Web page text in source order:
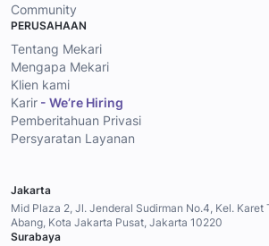
Community
PERUSAHAAN
Tentang Mekari
Mengapa Mekari
Klien kami
Karir - We’re Hiring
Pemberitahuan Privasi
Persyaratan Layanan
Jakarta
Mid Plaza 2, Jl. Jenderal Sudirman No.4, Kel. Karet
Abang, Kota Jakarta Pusat, Jakarta 10220
Surabaya